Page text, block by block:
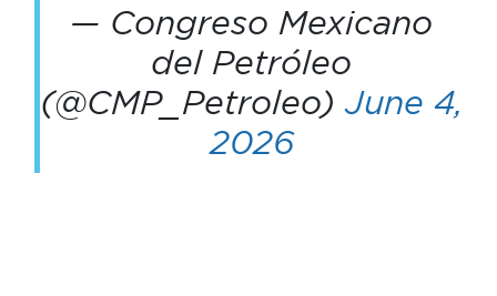
— Congreso Mexicano
del Petróleo
(@CMP_Petroleo)June 4,
2026